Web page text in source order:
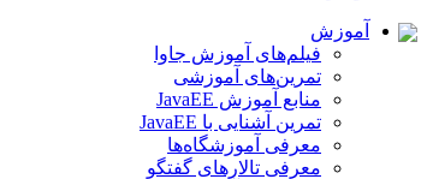
آموزش
فیلم‌های آموزش جاوا
تمرین‌های آموزشی
منابع آموزش JavaEE
تمرین آشنایی با JavaEE
معرفی آموزشگاه‌ها
معرفی تالارهای گفتگو